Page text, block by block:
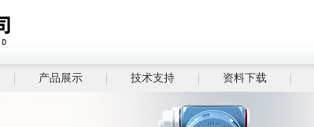
产品展示 技术支持 资料下载